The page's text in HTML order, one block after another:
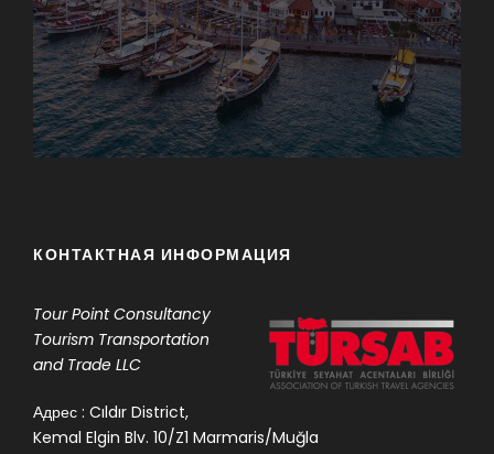
КОНТАКТНАЯ ИНФОРМАЦИЯ
Tour PointConsultancy
Tourism Transportation
and Trade LLC
Адрес : Cıldır District,
Kemal Elgin Blv. 10/Z1 Marmaris/Muğla